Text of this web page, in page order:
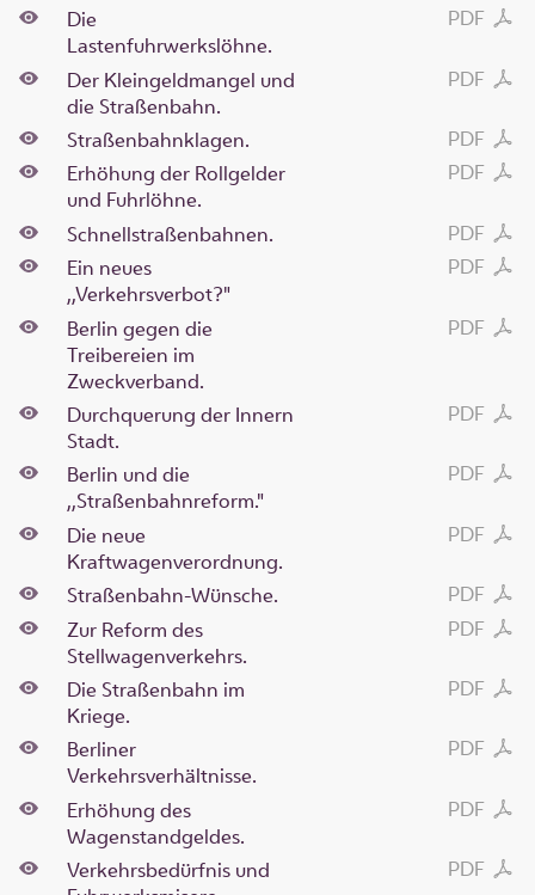
PDF
Die
Lastenfuhrwerkslöhne.
PDF
Der Kleingeldmangel und
die Straßenbahn.
PDF
Straßenbahnklagen.
PDF
Erhöhung der Rollgelder
und Fuhrlöhne.
PDF
Schnellstraßenbahnen.
PDF
Ein neues
,,Verkehrsverbot?"
PDF
Berlin gegen die
Treibereien im
Zweckverband.
PDF
Durchquerung der Innern
Stadt.
PDF
Berlin und die
,,Straßenbahnreform."
PDF
Die neue
Kraftwagenverordnung.
PDF
Straßenbahn-Wünsche.
PDF
Zur Reform des
Stellwagenverkehrs.
PDF
Die Straßenbahn im
Kriege.
PDF
Berliner
Verkehrsverhältnisse.
PDF
Erhöhung des
Wagenstandgeldes.
PDF
Verkehrsbedürfnis und